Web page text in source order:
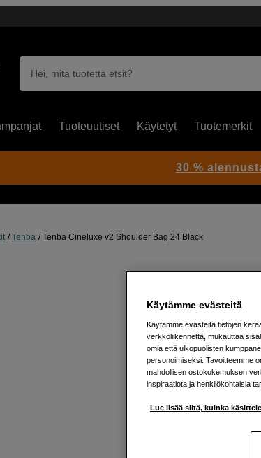
Hei, mitä tuotetta etsit?
Tuoteuutiset Käytetyt Tuotemerkit
Tenba Tenba Cineluxe v2 Shoulder Bag 24 Black
30 %
Käytämme evästeitä
Käytämme evästeitä tietojen
verkkoliikennettä, mukauttaa
omia että ulkopuolisten
personoimiseksi. Tavoitteemme
mahdollisen ostokokemuksen
inspiraatiota ja henkilökohtaisia
Lue lisää siitä, kuinka